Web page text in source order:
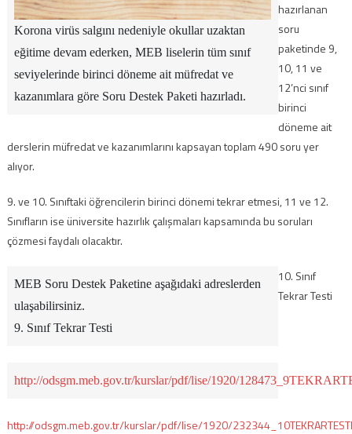
Korona virüs salgını nedeniyle okullar uzaktan
eğitime devam ederken, MEB liselerin tüm sınıf
seviyelerinde birinci döneme ait müfredat ve
kazanımlara göre Soru Destek Paketi hazırladı.
hazırlanan
soru
paketinde 9,
10, 11 ve
12’nci sınıf
birinci
döneme ait
derslerin müfredat ve kazanımlarını kapsayan toplam 490 soru yer
alıyor.
9. ve 10. Sınıftaki öğrencilerin birinci dönemi tekrar etmesi, 11 ve 12.
Sınıfların ise üniversite hazırlık çalışmaları kapsamında bu soruları
çözmesi faydalı olacaktır.
MEB Soru Destek Paketine aşağıdaki adreslerden
ulaşabilirsiniz.
9. Sınıf Tekrar Testi
http://odsgm.meb.gov.tr/kurslar/pdf/lise/1920/
10. Sınıf
Tekrar Testi
http://odsgm.meb.gov.tr/kurslar/pdf/lise/1920/